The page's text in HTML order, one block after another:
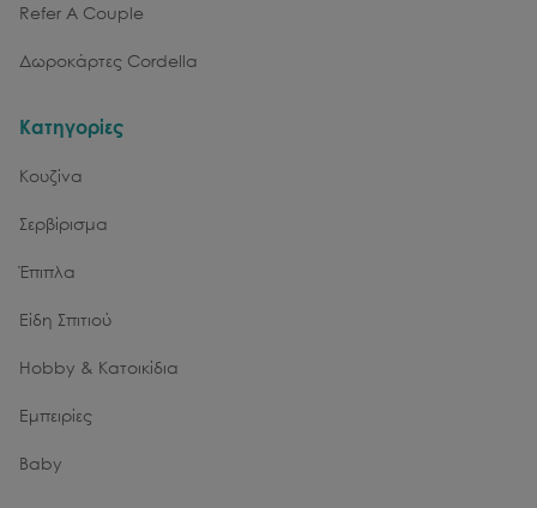
Refer A Couple
Δωροκάρτες Cordella
Κατηγορίες
Κουζίνα
Σερβίρισμα
Έπιπλα
Είδη Σπιτιού
Hobby & Κατοικίδια
Εμπειρίες
Baby